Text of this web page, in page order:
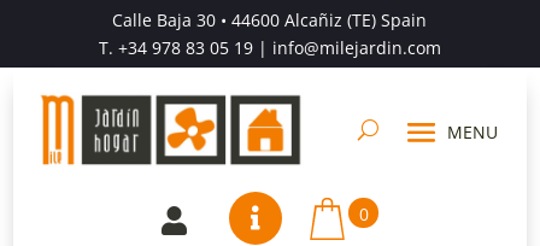
Calle Baja 30 • 44600 Alcañiz (TE) Spain
T. +34 978 83 05 19| info@milejardin.com
  0